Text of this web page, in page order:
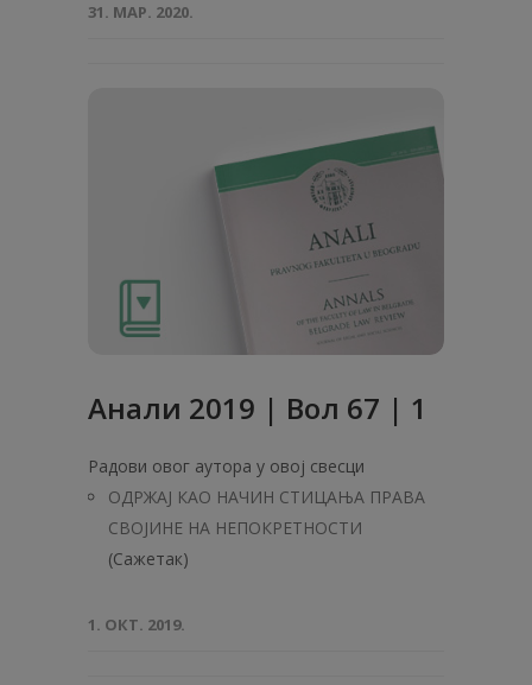
31. МАР. 2020.
Анали 2019 | Вол 67 | 1
Радови овог аутора у овој свесци
ОДРЖАЈ КАО НАЧИН СТИЦАЊА ПРАВА
СВОЈИНЕ НА НЕПОКРЕТНОСТИ
(Сажетак)
1. ОКТ. 2019.